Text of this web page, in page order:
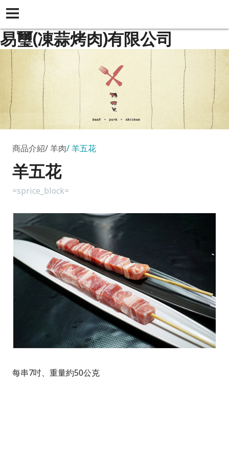
易璽(凍蒜烤肉)有限公司
商品介紹 羊肉 羊五花
羊五花
=sprice_block=
每串7吋、重量約50公克